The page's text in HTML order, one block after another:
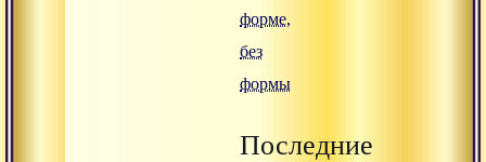
форме,
без
формы
Последние